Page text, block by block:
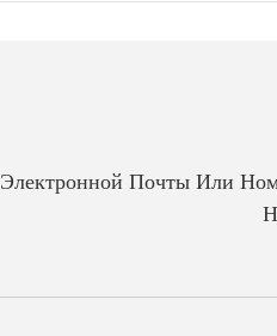
Почты Или